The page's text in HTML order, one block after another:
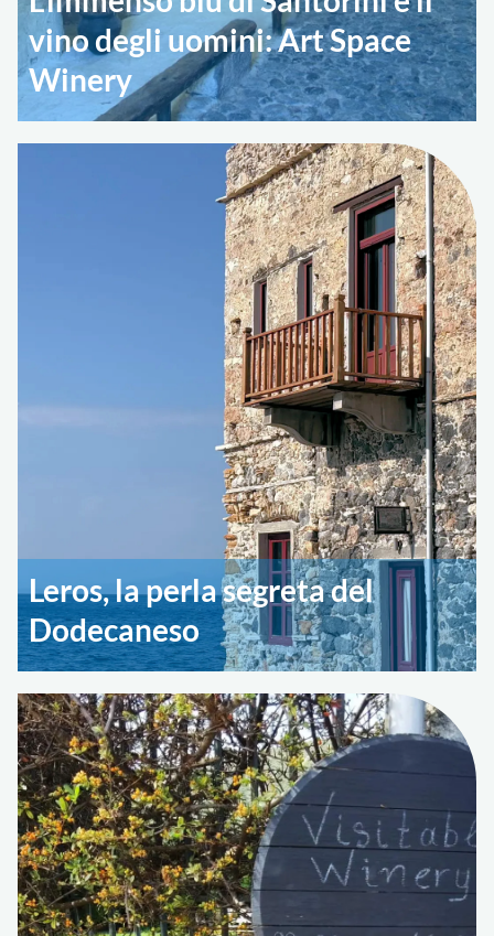
vino degli uomini: Art Space
Winery
Leros, la perla segreta del
Dodecaneso